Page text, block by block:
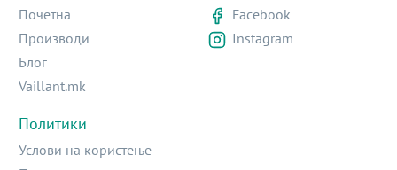
Почетна
Производи
Блог
Vaillant.mk
Политики
Услови на користење
Facebook
Instagram